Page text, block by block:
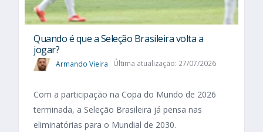
Quando é que a Seleção Brasileira volta a
jogar?
Armando Vieira Última atualização: 27/07/2026
Com a participação na Copa do Mundo de 2026
terminada, a Seleção Brasileira já pensa nas
eliminatórias para o Mundial de 2030.